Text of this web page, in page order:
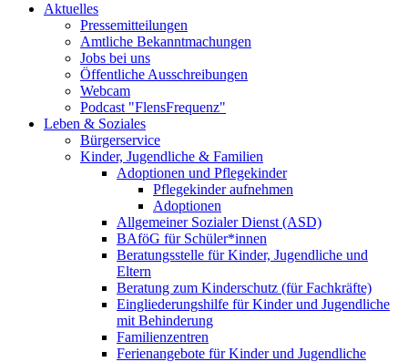
Aktuelles
Pressemitteilungen
Amtliche Bekanntmachungen
Jobs bei uns
Öffentliche Ausschreibungen
Webcam
Podcast "FlensFrequenz"
Leben & Soziales
Bürgerservice
Kinder, Jugendliche & Familien
Adoptionen und Pflegekinder
Pflegekinder aufnehmen
Adoptionen
Allgemeiner Sozialer Dienst (ASD)
BAföG für Schüler*innen
Beratungsstelle für Kinder, Jugendliche und
Eltern
Beratung zum Kinderschutz (für Fachkräfte)
Eingliederungshilfe für Kinder und Jugendliche
mit Behinderung
Familienzentren
Ferienangebote für Kinder und Jugendliche